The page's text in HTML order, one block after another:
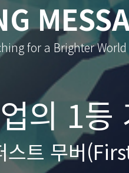
for a Brighter World
의 1등
스트 무버